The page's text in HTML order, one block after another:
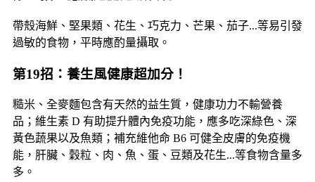
帶殼海鮮、堅果類、花生、巧克力、芒果、茄子...等易引發
過敏的食物，平時應酌量攝取。
第19招：養生風健康超加分！
糙米、全麥麵包含有天然的益生質，健康功力不輸營養
品；維生素 D 有助提升體內免疫功能，應多吃深綠色、深
黃色蔬果以及魚類；補充維他命 B6 可健全皮膚的免疫機
能，肝臟、穀粒、肉、魚、蛋、豆類及花生...等食物含量多
多。